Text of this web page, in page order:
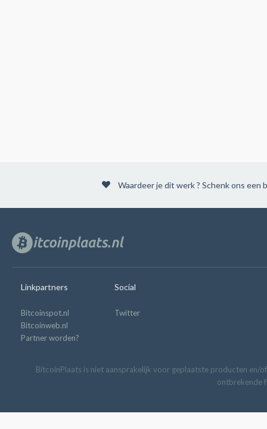
Waardeer je dit werk ? Schenk ons een
Linkpartners
Bitcoinspot.nl
Bitcoinweb.nl
Partner worden?
Social
Twitter
BitcoinPlaats is niet aansprakelijk voor geplaatste producten en/
ontbrekende